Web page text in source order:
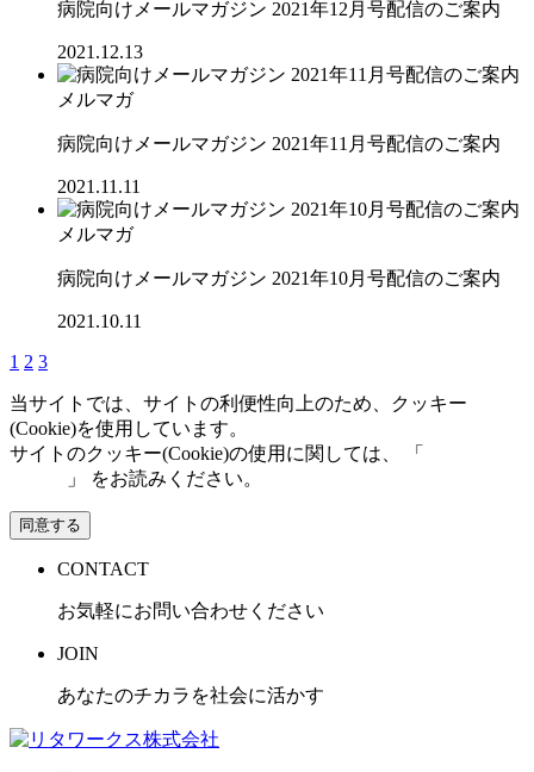
病院向けメールマガジン 2021年12月号配信のご案内
2021.12.13
メルマガ
病院向けメールマガジン 2021年11月号配信のご案内
2021.11.11
メルマガ
病院向けメールマガジン 2021年10月号配信のご案内
2021.10.11
1 2 3
当サイトでは、サイトの利便性向上のため、クッキー
(Cookie)を使用しています。
サイトのクッキー(Cookie)の使用に関しては、 「
」 をお読みください。
同意する
CONTACT
お気軽にお問い合わせください
JOIN
あなたのチカラを社会に活かす